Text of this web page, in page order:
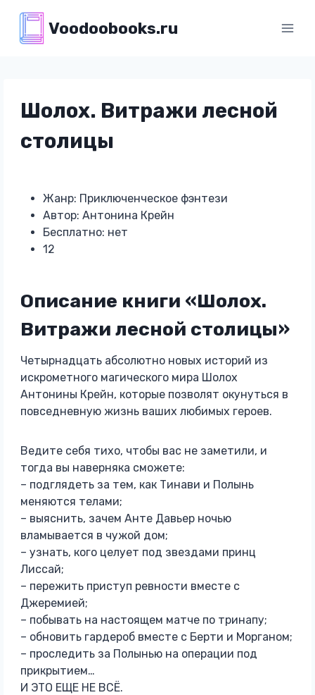
содержимому
Voodoobooks.ru
Шолох. Витражи лесной
столицы
Жанр: Приключенческое фэнтези
Автор: Антонина Крейн
Бесплатно: нет
12
Описание книги «Шолох.
Витражи лесной столицы»
Четырнадцать абсолютно новых историй из
искрометного магического мира Шолох
Антонины Крейн, которые позволят окунуться в
повседневную жизнь ваших любимых героев.
Ведите себя тихо, чтобы вас не заметили, и
тогда вы наверняка сможете:
– подглядеть за тем, как Тинави и Полынь
меняются телами;
– выяснить, зачем Анте Давьер ночью
вламывается в чужой дом;
– узнать, кого целует под звездами принц
Лиссай;
– пережить приступ ревности вместе с
Джеремией;
– побывать на настоящем матче по тринапу;
– обновить гардероб вместе с Берти и Морганом;
– проследить за Полынью на операции под
прикрытием…
И ЭТО ЕЩЕ НЕ ВСЁ.